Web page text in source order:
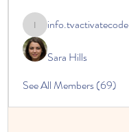
info.tvactivatecode
info.tvactivatecode
Sara Hills
See All Members (69)